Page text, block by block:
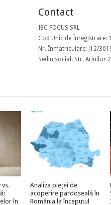
Contact
IBC FOCUS SRL
Cod Unic de Înregistrare:
Nr. Înmatriculare: J12/
Sediu social: Str. Arinilor
vs.
în
Analiza pieței de
acoperire pardoseală în
România la începutul